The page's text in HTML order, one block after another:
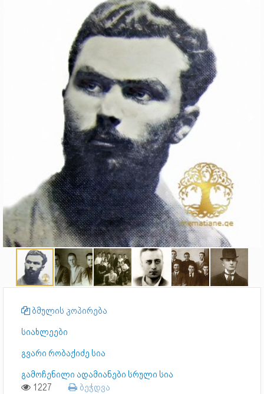
ბმულის კოპირება
სიახლეები
გვარი რობაქიძე სია
გამოჩენილი ადამიანები სრული სია
1227 ბეჭდვა